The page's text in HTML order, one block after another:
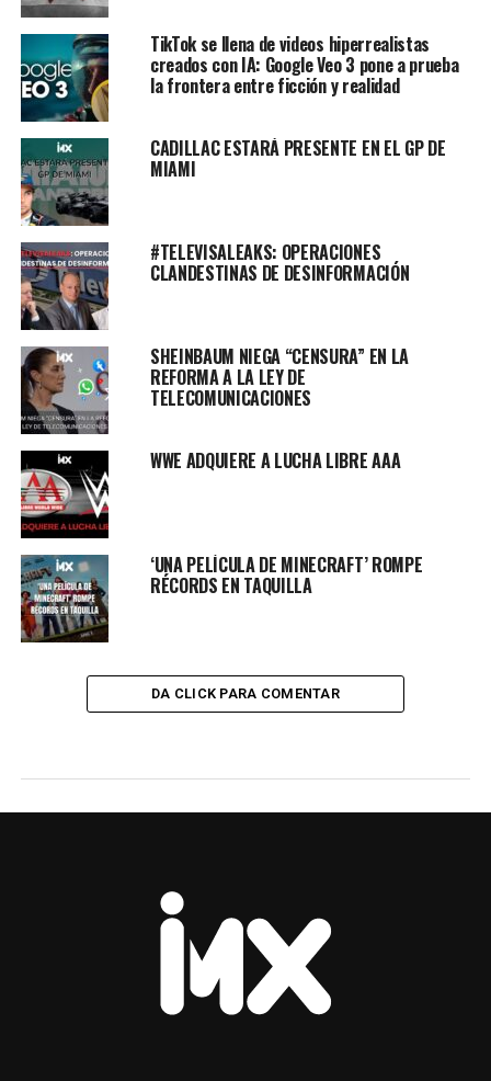
TikTok se llena de videos hiperrealistas
creados con IA: Google Veo 3 pone a prueba
la frontera entre ficción y realidad
CADILLAC ESTARÁ PRESENTE EN EL GP DE
MIAMI
#TELEVISALEAKS: OPERACIONES
CLANDESTINAS DE DESINFORMACIÓN
SHEINBAUM NIEGA “CENSURA” EN LA
REFORMA A LA LEY DE
TELECOMUNICACIONES
WWE ADQUIERE A LUCHA LIBRE AAA
‘UNA PELÍCULA DE MINECRAFT’ ROMPE
RÉCORDS EN TAQUILLA
DA CLICK PARA COMENTAR